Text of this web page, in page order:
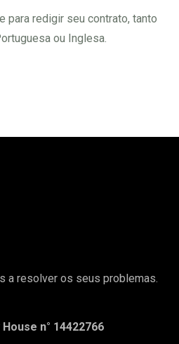
para redigir seu contrato, tanto
ou Inglesa.
a resolver os seus problemas.
n° 14422766